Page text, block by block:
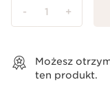
- 1 +
Możesz
ten produkt.